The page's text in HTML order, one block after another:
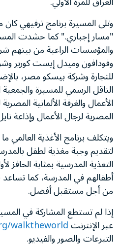
وتلى المسيرة برنامج ترفيهي
"مسار إجباري." كما حشدت
والمؤسسات الراعية من بينهم
وفودافون وميدل إيست كورير
للتجارة وشركة بيسكو مصر،
الناقل الرسمي للمسيرة
الأعمال والغرفة الألمانية
المصرية لرجال الأعمال وإذاعة نايل
ويتكلف برنامج الأغذية
لتقديم وجبة مغذية لطفل
التغذية المدرسية بمثابة الحافز
أطفالهم في المدرسة، كما
من أجل مستقبل أفضل.
إذا لم تستطع المشاركة في
عبر الإنترنتwalktheworld
التبرعات والصور والفيديو.